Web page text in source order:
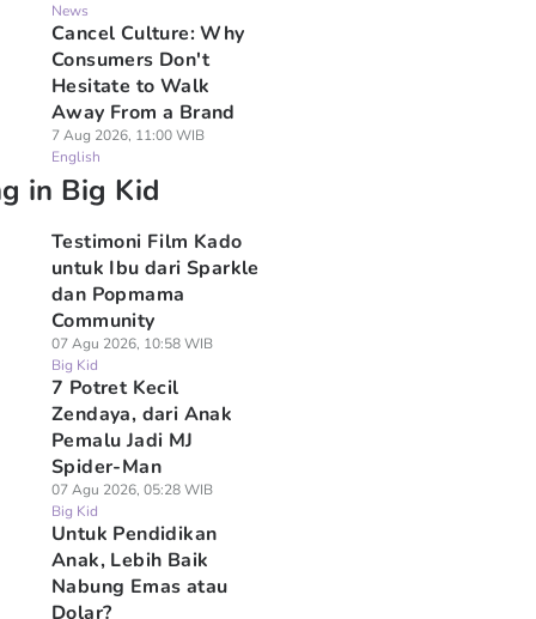
News
Cancel Culture: Why
Consumers Don't
Hesitate to Walk
Away From a Brand
7 Aug 2026, 11:00 WIB
English
in Big Kid
Testimoni Film Kado
untuk Ibu dari Sparkle
dan Popmama
Community
07 Agu 2026, 10:58 WIB
Big Kid
7 Potret Kecil
Zendaya, dari Anak
Pemalu Jadi MJ
Spider-Man
07 Agu 2026, 05:28 WIB
Big Kid
Untuk Pendidikan
Anak, Lebih Baik
Nabung Emas atau
Dolar?